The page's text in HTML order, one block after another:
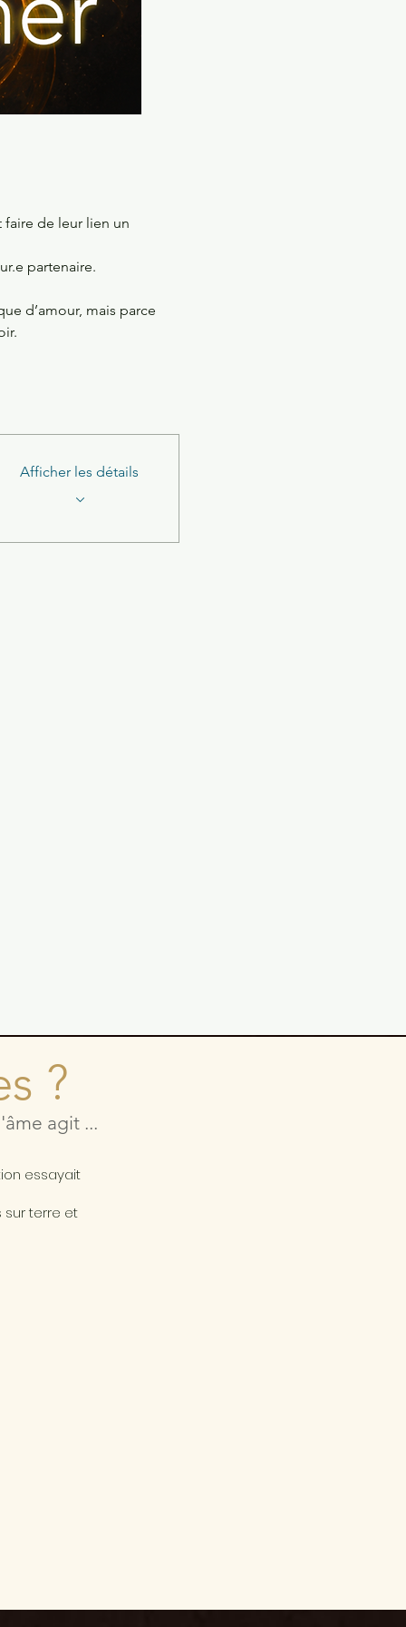
de leur lien un
partenaire.
d’amour, mais parce
Afficher les détails
?
agit ...
essayait
sur terre et